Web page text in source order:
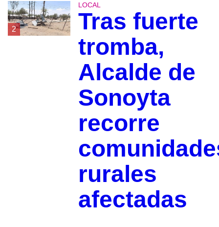
2
LOCAL
Tras fuerte
tromba,
Alcalde de
Sonoyta
recorre
rurales
afectadas